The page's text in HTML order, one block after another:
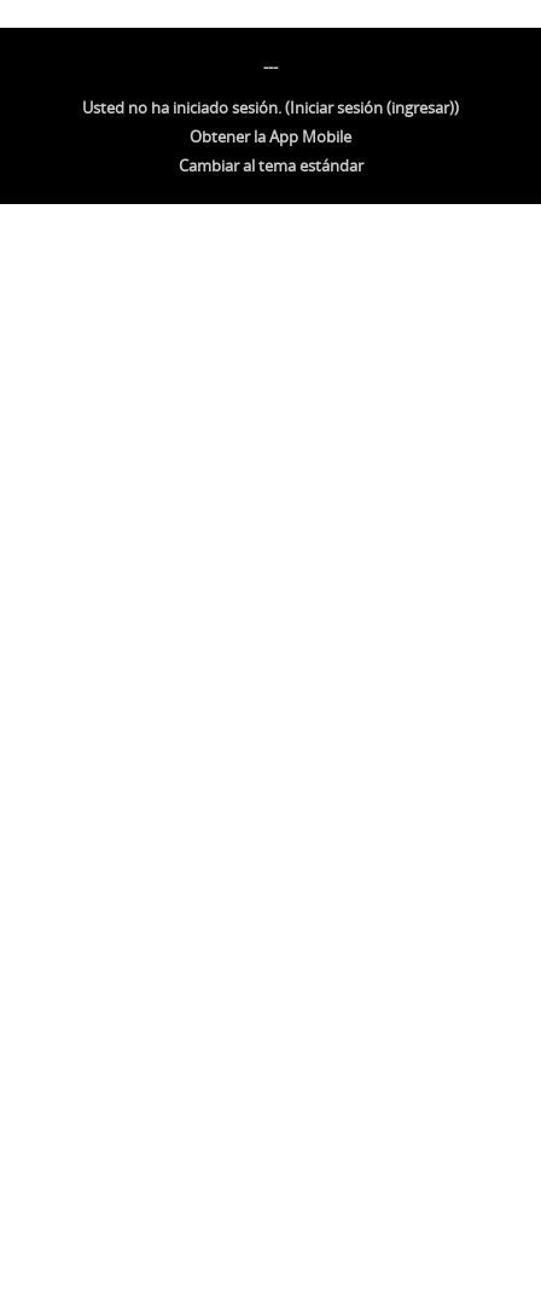
---
Usted no ha iniciado sesión. (Iniciar sesión (ingresar))
Obtener la App Mobile
Cambiar al tema estándar